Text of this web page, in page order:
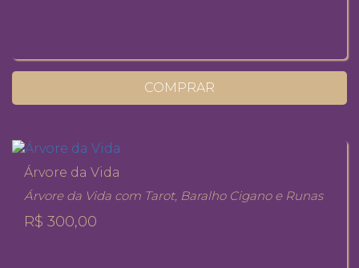
COMPRAR
Árvore da Vida
Árvore da Vida com Tarot, Baralho Cigano e Runas
R$ 300,00